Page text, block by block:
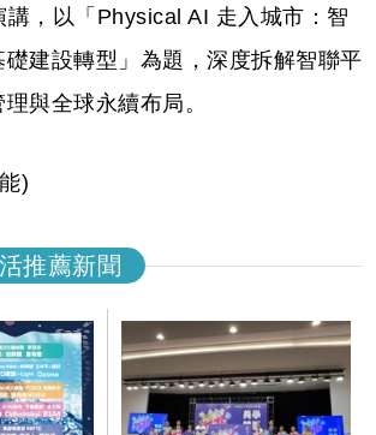
，以「Physical AI 走入城市：智
建設轉型」為題，深度拆解智聯平
與全球永續布局。
)
推薦新聞